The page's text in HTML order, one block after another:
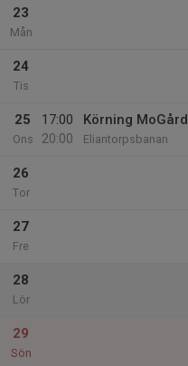
23
Mån
24
Tis
25
Ons
17:00
20:00
Körning MoGård
Eliantorpsbanan
26
Tor
27
Fre
28
Lör
29
Sön